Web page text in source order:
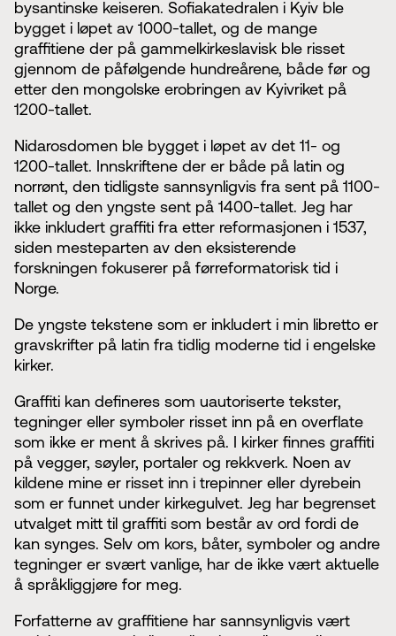
bysantinske keiseren. Sofiakatedralen i Kyiv ble
bygget i løpet av 1000-tallet, og de mange
graffitiene der på gammelkirkeslavisk ble risset
gjennom de påfølgende hundreårene, både før og
etter den mongolske erobringen av Kyivriket på
1200-tallet.
Nidarosdomen ble bygget i løpet av det 11- og
1200-tallet. Innskriftene der er både på latin og
norrønt, den tidligste sannsynligvis fra sent på 1100-
tallet og den yngste sent på 1400-tallet. Jeg har
ikke inkludert graffiti fra etter reformasjonen i 1537,
siden mesteparten av den eksisterende
forskningen fokuserer på førreformatorisk tid i
Norge.
De yngste tekstene som er inkludert i min libretto er
gravskrifter på latin fra tidlig moderne tid i engelske
kirker.
Graffiti kan defineres som uautoriserte tekster,
tegninger eller symboler risset inn på en overflate
som ikke er ment å skrives på. I kirker finnes graffiti
på vegger, søyler, portaler og rekkverk. Noen av
kildene mine er risset inn i trepinner eller dyrebein
som er funnet under kirkegulvet. Jeg har begrenset
utvalget mitt til graffiti som består av ord fordi de
kan synges. Selv om kors, båter, symboler og andre
tegninger er svært vanlige, har de ikke vært aktuelle
å språkliggjøre for meg.
Forfatterne av graffitiene har sannsynligvis vært